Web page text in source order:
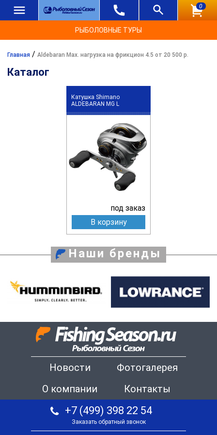
0
РЫБОЛОВНЫЕ ТУРЫ
Главная / Aldebaran Max. нагрузка на фрикцион 4.5 от 20 500 р.
Каталог
Катушка Shimano
ALDEBARAN MG L
под заказ
В корзину
Наши бренды
Новости
Фотогалерея
О компании
Контакты
+7 (499) 398 22 54
Заказать обратный звонок